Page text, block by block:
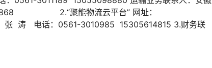
2.“聚能物流云平台” 网址：
涛 电话：0561-3010985 15305614815 3.财务联